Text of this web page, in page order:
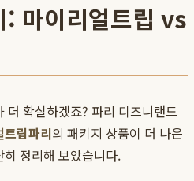
: 마이리얼트립 vs
더 확실하겠죠? 파리 디즈니랜드
트립파리의 패키지 상품이 더 나은
정리해 보았습니다.